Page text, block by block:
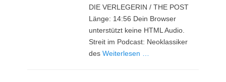
DIE VERLEGERIN / THE POST
Länge: 14:56 Dein Browser
unterstützt keine HTML Audio.
Streit im Podcast: Neoklassiker
desWeiterlesen …